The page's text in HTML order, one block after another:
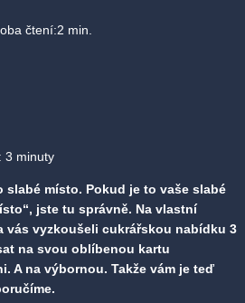
čtení:2 min.
3 minuty
slabé místo. Pokud je to vaše slabé
jste tu správně. Na vlastní
vás vyzkoušeli cukrářskou nabídku 3
na svou oblíbenou kartu
A na výbornou. Takže vám je teď